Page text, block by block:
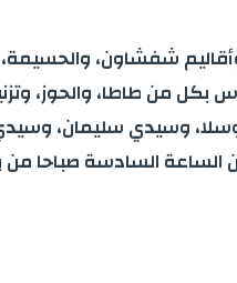
رياح قوية، من 85 إلى 95 كلم/س،
وتنغير، وجرادة، والناظور، ووجدة-أنجاد،
وسلا، وسيدي سليمان،
الساعة السادسة صباحا